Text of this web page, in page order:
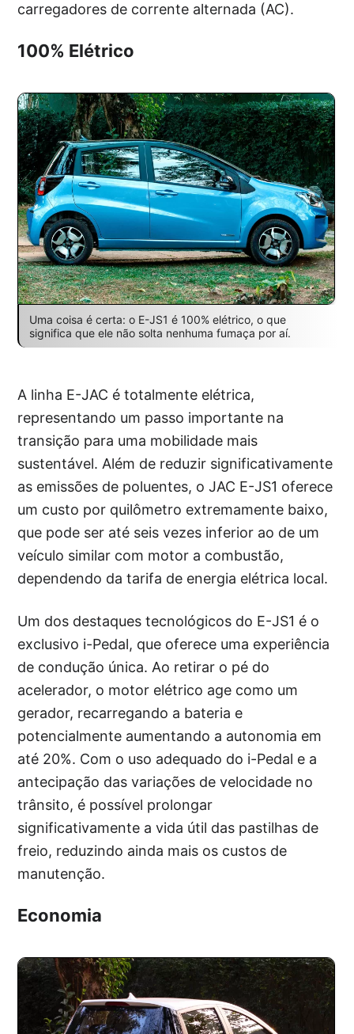
carregadores de corrente alternada (AC).
100% Elétrico
Uma coisa é certa: o E-JS1 é 100% elétrico, o que
significa que ele não solta nenhuma fumaça por aí.
A linha E-JAC é totalmente elétrica,
representando um passo importante na
transição para uma mobilidade mais
sustentável. Além de reduzir significativamente
as emissões de poluentes, o JAC E-JS1 oferece
um custo por quilômetro extremamente baixo,
que pode ser até seis vezes inferior ao de um
veículo similar com motor a combustão,
dependendo da tarifa de energia elétrica local.
Um dos destaques tecnológicos do E-JS1 é o
exclusivo i-Pedal, que oferece uma experiência
de condução única. Ao retirar o pé do
acelerador, o motor elétrico age como um
gerador, recarregando a bateria e
potencialmente aumentando a autonomia em
até 20%. Com o uso adequado do i-Pedal e a
antecipação das variações de velocidade no
trânsito, é possível prolongar
significativamente a vida útil das pastilhas de
freio, reduzindo ainda mais os custos de
manutenção.
Economia